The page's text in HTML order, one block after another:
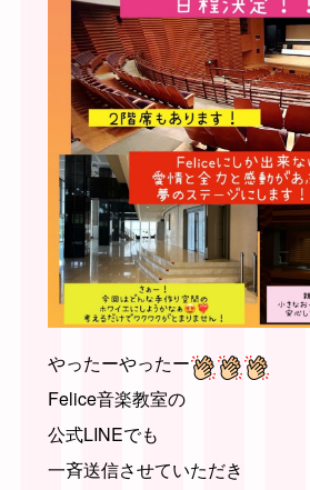
やったーやったー
Felice音楽教室の
公式LINEでも
一斉送信させていただき